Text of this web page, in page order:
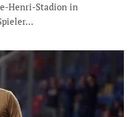
Henri-Stadion in